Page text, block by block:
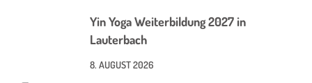
Yin Yoga Weiterbildung 2027 in
Lauterbach
8. AUGUST 2026